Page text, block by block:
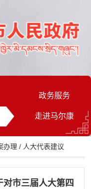
政务服务
走进马尔康
办理 / 人大代表建议
市三届人大第四